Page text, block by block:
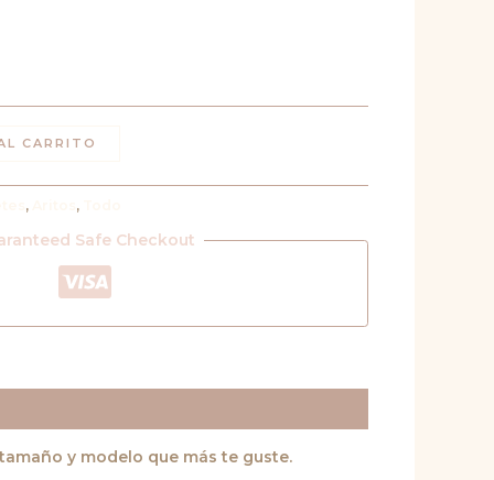
CARRITO
, ,
Safe Checkout
y modelo que más te guste.